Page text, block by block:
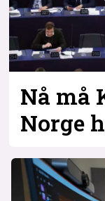
Nå må
Norge